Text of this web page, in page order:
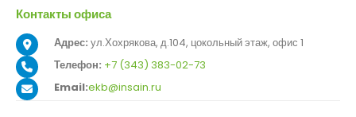
Контакты офиса
Адрес: ул.Хохрякова, д.104, цокольный этаж, офис 1
Телефон: +7 (343) 383-02-73
Email:ekb@insain.ru